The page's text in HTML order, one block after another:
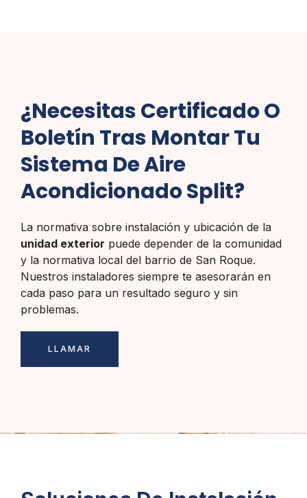
¿Necesitas Certificado O
Boletín Tras Montar Tu
Sistema De Aire
Acondicionado Split?
La normativa sobre instalación y ubicación de la
unidad exterior puede depender de la comunidad
y la normativa local del barrio de San Roque.
Nuestros instaladores siempre te asesorarán en
cada paso para un resultado seguro y sin
problemas.
LLAMAR